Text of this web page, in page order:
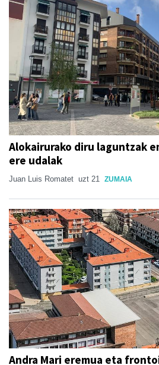
Alokairurako diru laguntzak
ere udalak
Juan Luis Romatet uzt 21 ZUMAIA
Andra Mari eremua eta